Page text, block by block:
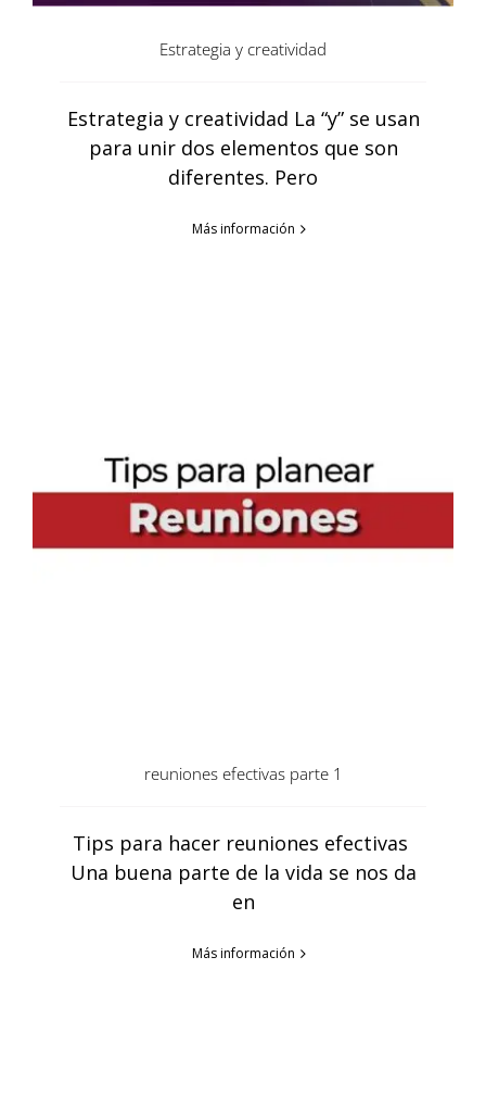
Estrategia y creatividad
Estrategia y creatividad La “y” se usan
para unir dos elementos que son
diferentes. Pero
Más información
reuniones efectivas parte 1
Tips para hacer reuniones efectivas
Una buena parte de la vida se nos da
en
Más información